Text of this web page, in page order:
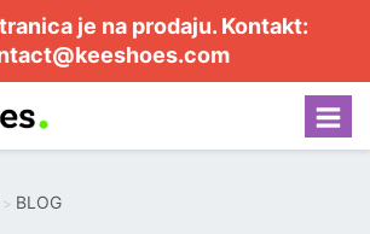
je na prodaju. Kontakt:
BLOG